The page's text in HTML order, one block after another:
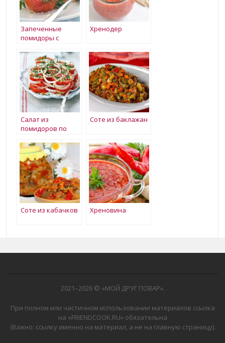
Запеченные
помидоры с
Хренодер
Салат из
помидоров по
Соте из баклажан
Соте из кабачков Хреновина
2021–2026 © «МОЙ ДРУГ ПОВАР».
При полном или частичном использовании материалов ссылка
на «FRIENDCOOK.RU» обязательна
(Важно: ссылку именно на материал, а не на главную страницу).